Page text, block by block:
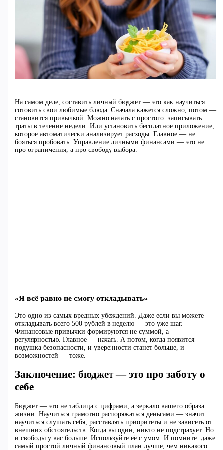
На самом деле, составить личный бюджет — это как научиться
готовить свои любимые блюда. Сначала кажется сложно, потом —
становится привычкой. Можно начать с простого: записывать
траты в течение недели. Или установить бесплатное приложение,
которое автоматически анализирует расходы. Главное — не
бояться пробовать. Управление личными финансами — это не
про ограничения, а про свободу выбора.
«Я всё равно не смогу откладывать»
Это одно из самых вредных убеждений. Даже если вы можете
откладывать всего 500 рублей в неделю — это уже шаг.
Финансовые привычки формируются не суммой, а
регулярностью. Главное — начать. А потом, когда появится
подушка безопасности, и уверенности станет больше, и
возможностей — тоже.
Заключение: бюджет — это про заботу о
себе
Бюджет — это не таблица с цифрами, а зеркало вашего образа
жизни. Научиться грамотно распоряжаться деньгами — значит
научиться слушать себя, расставлять приоритеты и не зависеть от
внешних обстоятельств. Когда вы один, никто не подстрахует. Но
и свободы у вас больше. Используйте её с умом. И помните: даже
самый простой личный финансовый план лучше, чем никакого.